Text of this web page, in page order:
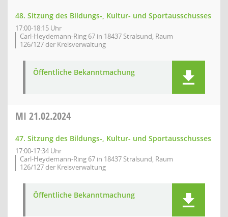
48. Sitzung des Bildungs-, Kultur- und Sportausschusses
17:00-18:15 Uhr
Carl-Heydemann-Ring 67 in 18437 Stralsund, Raum
126/127 der Kreisverwaltung
Öffentliche Bekanntmachung
MI 21.02.2024
47. Sitzung des Bildungs-, Kultur- und Sportausschusses
17:00-17:34 Uhr
Carl-Heydemann-Ring 67 in 18437 Stralsund, Raum
126/127 der Kreisverwaltung
Öffentliche Bekanntmachung